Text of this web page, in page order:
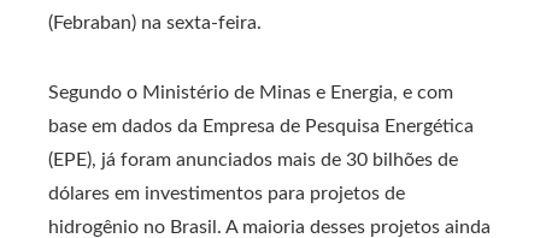
(Febraban) na sexta-feira.
Segundo o Ministério de Minas e Energia, e com
base em dados da Empresa de Pesquisa Energética
(EPE), já foram anunciados mais de 30 bilhões de
dólares em investimentos para projetos de
hidrogênio no Brasil. A maioria desses projetos ainda